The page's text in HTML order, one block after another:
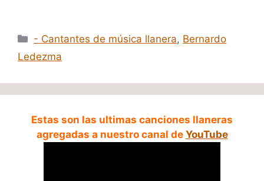
Categorías
- Cantantes de música llanera, Bernardo
Ledezma
Estas son las ultimas canciones llaneras
agregadas a nuestro canal de YouTube